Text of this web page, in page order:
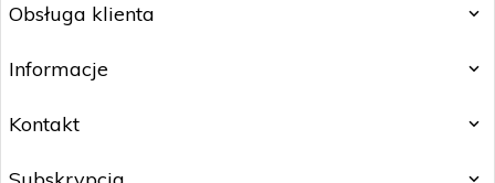
Obsługa klienta
Informacje
Kontakt